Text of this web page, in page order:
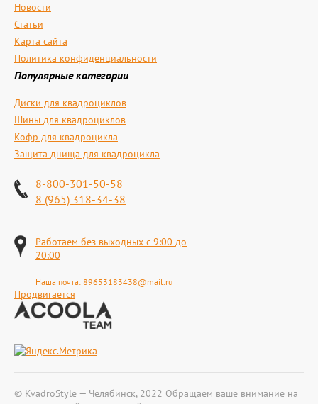
Новости
Статьи
Карта сайта
Политика конфиденциальности
Популярные категории
Диски для квадроциклов
Шины для квадроциклов
Кофр для квадроцикла
Защита днища для квадроцикла
8-800-301-50-58
8 (965) 318-34-38
Работаем без выходных с 9:00 до
20:00
Наша почта: 89653183438@mail.ru
Продвигается
© KvadroStyle — Челябинск, 2022 Обращаем ваше внимание на